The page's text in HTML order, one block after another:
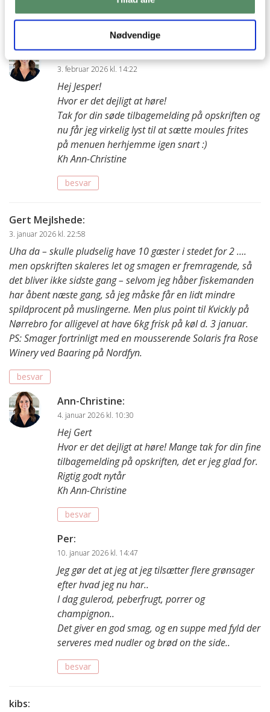
Nødvendige
Ann-Christine:
3. februar 2026 kl. 14:22
Hej Jesper!
Hvor er det dejligt at høre!
Tak for din søde tilbagemelding på opskriften og
nu får jeg virkelig lyst til at sætte moules frites
på menuen herhjemme igen snart :)
Kh Ann-Christine
besvar
Gert Mejlshede:
3. januar 2026 kl. 22:58
Uha da – skulle pludselig have 10 gæster i stedet for 2 ….
men opskriften skaleres let og smagen er fremragende, så
det bliver ikke sidste gang – selvom jeg håber fiskemanden
har åbent næste gang, så jeg måske får en lidt mindre
spildprocent på muslingerne. Men plus point til Kvickly på
Nørrebro for alligevel at have 6kg frisk på køl d. 3 januar.
PS: Smager fortrinligt med en mousserende Solaris fra Rose
Winery ved Baaring på Nordfyn.
besvar
Ann-Christine:
4. januar 2026 kl. 10:30
Hej Gert
Hvor er det dejligt at høre! Mange tak for din fine
tilbagemelding på opskriften, det er jeg glad for.
Rigtig godt nytår
Kh Ann-Christine
besvar
Per:
10. januar 2026 kl. 14:47
Jeg gør det at jeg at jeg tilsætter flere grønsager
efter hvad jeg nu har..
I dag gulerod, peberfrugt, porrer og
champignon..
Det giver en god smag, og en suppe med fyld der
serveres med nudler og brød on the side..
besvar
kibs: